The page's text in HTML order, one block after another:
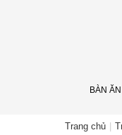
BÀN
Trang chủ